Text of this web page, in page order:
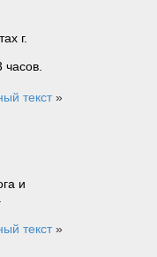
г.
текст»
и
текст»